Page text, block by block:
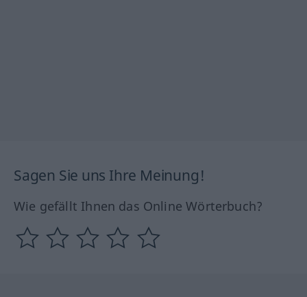
Sagen Sie uns Ihre Meinung!
Wie gefällt Ihnen das Online Wörterbuch?